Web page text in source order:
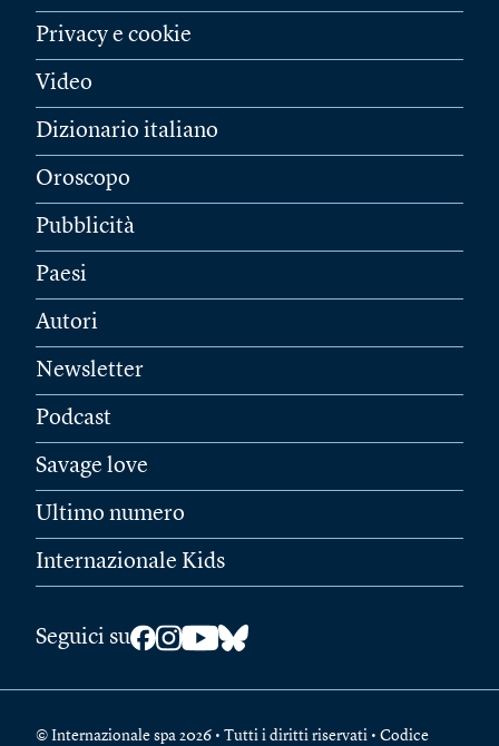
Privacy e cookie
Video
Dizionario italiano
Oroscopo
Pubblicità
Paesi
Autori
Newsletter
Podcast
Savage love
Ultimo numero
Internazionale Kids
Seguici su
© Internazionale spa 2026 • Tutti i diritti riservati • Codice